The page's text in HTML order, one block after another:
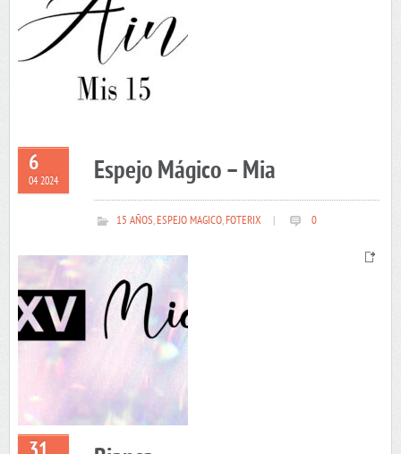
6
04 2024 Espejo Mágico – Mia
15 AÑOS,ESPEJO MAGICO,FOTERIX 0